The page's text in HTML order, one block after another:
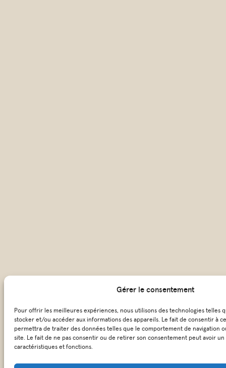
Gérer le consentement
Pour offrir les meilleures expériences, nous utilisons des technologies telles
stocker et/ou accéder aux informations des appareils. Le fait de consentir à
permettra de traiter des données telles que le comportement de navigation
site. Le fait de ne pas consentir ou de retirer son consentement peut avoir
caractéristiques et fonctions.